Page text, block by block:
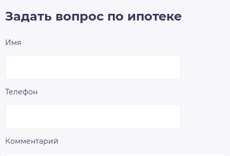
Задать вопрос по ипотеке
Имя
Телефон
Комментарий